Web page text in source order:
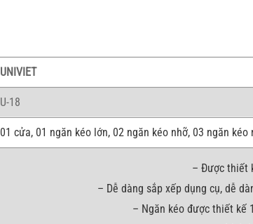
UNIVIET
U-18
01 cửa, 01 ngăn kéo lớn, 02 ngăn kéo nhỡ, 03 ngăn kéo
– Được thiết
– Dễ dàng sắp xếp dụng cụ, dễ
– Ngăn kéo được thiết kế